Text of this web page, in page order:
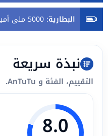
البطارية: 5000 ملي أمبير - 18 واط
نبذة سريعة
التقييم، الفئة و AnTuTu.
8.0